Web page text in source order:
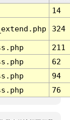
14
324
211
62
94
76